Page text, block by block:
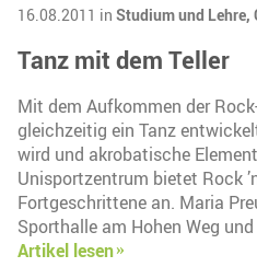
16.08.2011 in Studium und Lehre,
Tanz mit dem Teller
Mit dem Aufkommen der
gleichzeitig ein Tanz
wird und akrobatische
Unisportzentrum bietet Rock
Fortgeschrittene an. Maria
Sporthalle am Hohen Weg
Artikel lesen